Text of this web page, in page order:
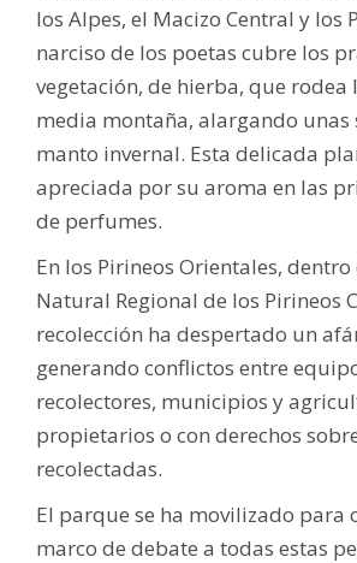
los Alpes, el Macizo Central y los
narciso de los poetas cubre los
vegetación, de hierba, que rodea
media montaña, alargando unas
manto invernal. Esta delicada
apreciada por su aroma en las
de perfumes.
En los Pirineos Orientales,
Natural Regional de los Pirineos
recolección ha despertado un
generando conflictos entre
recolectores, municipios y
propietarios o con derechos
recolectadas.
El parque se ha movilizado para
marco de debate a todas estas